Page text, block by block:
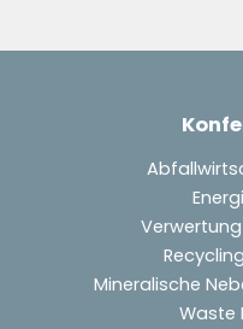
Mineralische
Waste